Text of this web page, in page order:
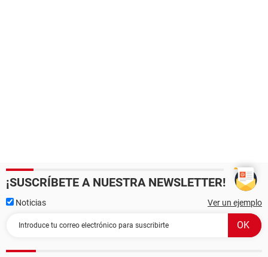
¡SUSCRÍBETE A NUESTRA NEWSLETTER!
Noticias Ver un ejemplo